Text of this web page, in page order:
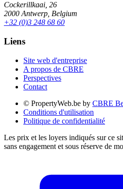
Cockerillkaai, 26
2000 Antwerp, Belgium
+32 (0)3 248 68 60
Liens
Site web d'entreprise
A propos de CBRE
Perspectives
Contact
© PropertyWeb.be by CBRE
Conditions d'utilisation
Politique de confidentialité
Les prix et les loyers indiqués sur ce
sans engagement et sous réserve de